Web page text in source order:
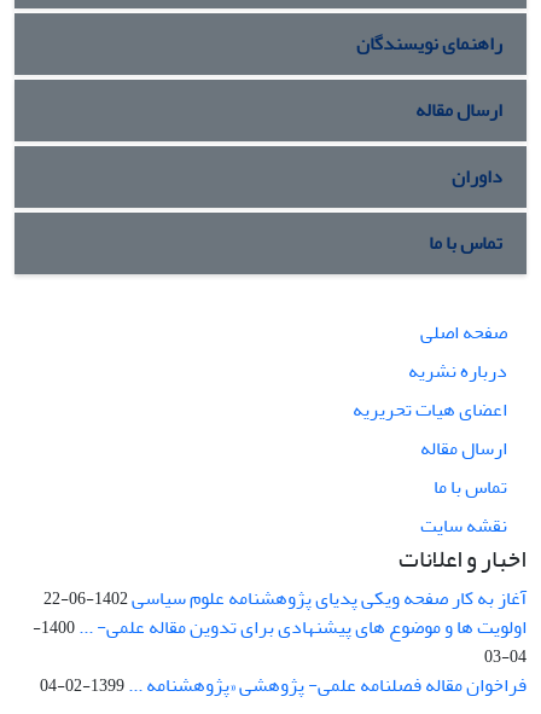
راهنمای نویسندگان
ارسال مقاله
داوران
تماس با ما
صفحه اصلی
درباره نشریه
اعضای هیات تحریریه
ارسال مقاله
تماس با ما
نقشه سایت
اخبار و اعلانات
آغاز به کار صفحه ویکی پدیای پژوهشنامه علوم سیاسی1402-06-22
اولویت ها و موضوع های پیشنهادی برای تدوین مقاله علمی- ...
1400-
04-03
فراخوان مقاله فصلنامه علمی- پژوهشی «پژوهشنامه ...1399-02-04